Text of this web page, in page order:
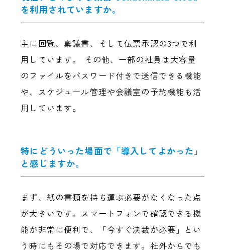
を利用されていますか。
主に回覧、稟議書、そして伝票承認の3つで利
用しています。 その他、一部の社員は大容量
のファイルをパスワード付きで送信できる機能
や、スケジュール管理や会議室の予約機能も活
用しています。
特にどういった場面で「導入してよかった」
と感じますか。
まず、紙の書類を持ち運ぶ必要がなくなった点
が大きいです。スマートフォンで確認できる機
能が非常に便利で、「今すぐ決裁が必要」とい
う時にもその場で対応できます。社外からでも